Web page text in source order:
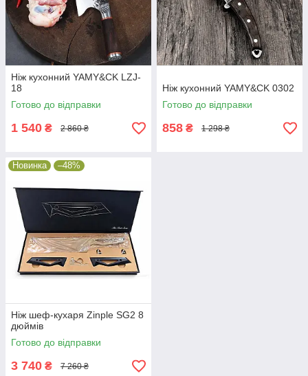
Ніж кухонний YAMY&CK LZJ-
18
Готово до відправки
1 540 ₴ 2 860 ₴
Ніж кухонний YAMY&CK 0302
Готово до відправки
858 ₴ 1 298 ₴
Новинка –48%
Ніж шеф-кухаря Zinple SG2 8
дюймів
Готово до відправки
3 740 ₴ 7 260 ₴